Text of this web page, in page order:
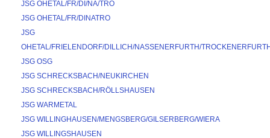
JSG OHETAL/FR/DI/NA/TRO
JSG OHETAL/FR/DINATRO
JSG
OHETAL/FRIELENDORF/DILLICH/NASSENERFURTH/
JSG OSG
JSG SCHRECKSBACH/NEUKIRCHEN
JSG SCHRECKSBACH/RÖLLSHAUSEN
JSG WARMETAL
JSG WILLINGHAUSEN/MENGSBERG/GILSERBERG/WIERA
JSG WILLINGSHAUSEN